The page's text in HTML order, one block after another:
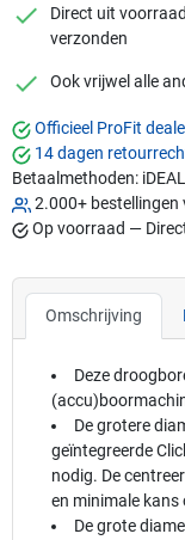
checkmark
Direct uit
verzonden
checkmark
Ook vrijwel alle
Officieel ProFit
14 dagen
Betaalmethoden:
2.000+ bestellingen
Op voorraad —
Omschrijving
Deze
De grotere
geïntegreerde
nodig. De
en minimale kans
De grote